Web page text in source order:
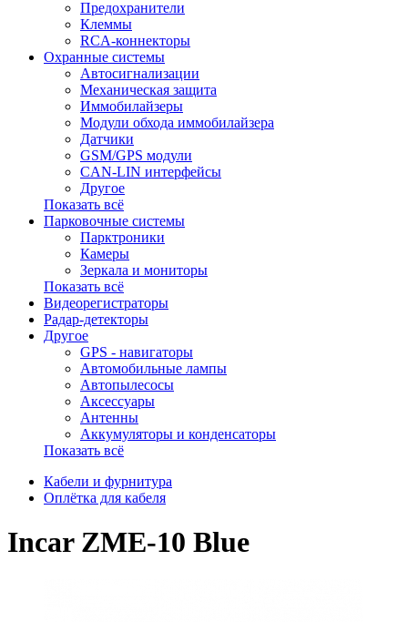
Предохранители
Клеммы
RCA-коннекторы
Охранные системы
Автосигнализации
Механическая защита
Иммобилайзеры
Модули обхода иммобилайзера
Датчики
GSM/GPS модули
CAN-LIN интерфейсы
Другое
Показать всё
Парковочные системы
Парктроники
Камеры
Зеркала и мониторы
Показать всё
Видеорегистраторы
Радар-детекторы
Другое
GPS - навигаторы
Автомобильные лампы
Автопылесосы
Аксессуары
Антенны
Аккумуляторы и конденсаторы
Показать всё
Кабели и фурнитура
Оплётка для кабеля
Incar ZME-10 Blue